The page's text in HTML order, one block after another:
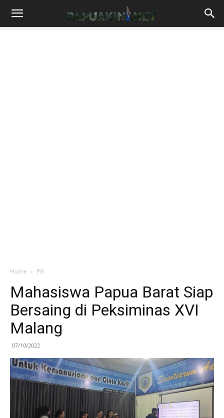
Home PB
Mahasiswa Papua Barat Siap
Bersaing di Peksiminas XVI
Malang
07/10/2022